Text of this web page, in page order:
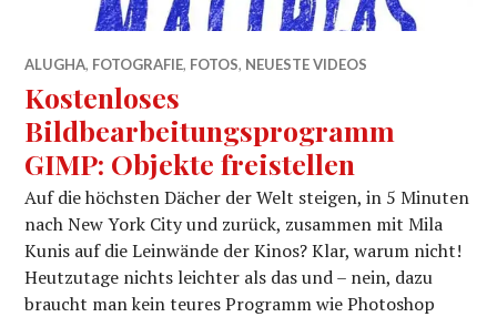
ALUGHA, FOTOGRAFIE, FOTOS, NEUESTE VIDEOS
Kostenloses
Bildbearbeitungsprogramm
GIMP: Objekte freistellen
Auf die höchsten Dächer der Welt steigen, in 5 Minuten
nach New York City und zurück, zusammen mit Mila
Kunis auf die Leinwände der Kinos? Klar, warum nicht!
Heutzutage nichts leichter als das und – nein, dazu
braucht man kein teures Programm wie Photoshop